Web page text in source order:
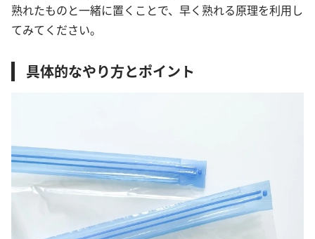
熟れたものと一緒に置くことで、早く熟れる原理を利用し
てみてください。
具体的なやり方とポイント